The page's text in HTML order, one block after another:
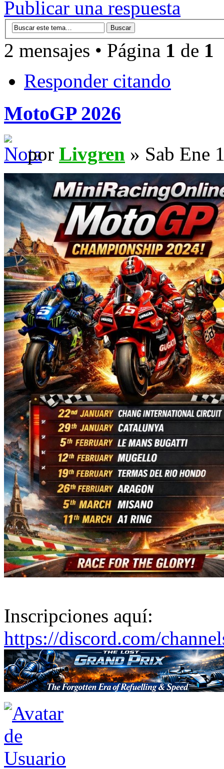
Publicar una respuesta
2 mensajes • Página 1 de 1
Responder citando
MotoGP 2026
por Livgren » Sab Ene
Inscripciones aquí:
https://discord.com/